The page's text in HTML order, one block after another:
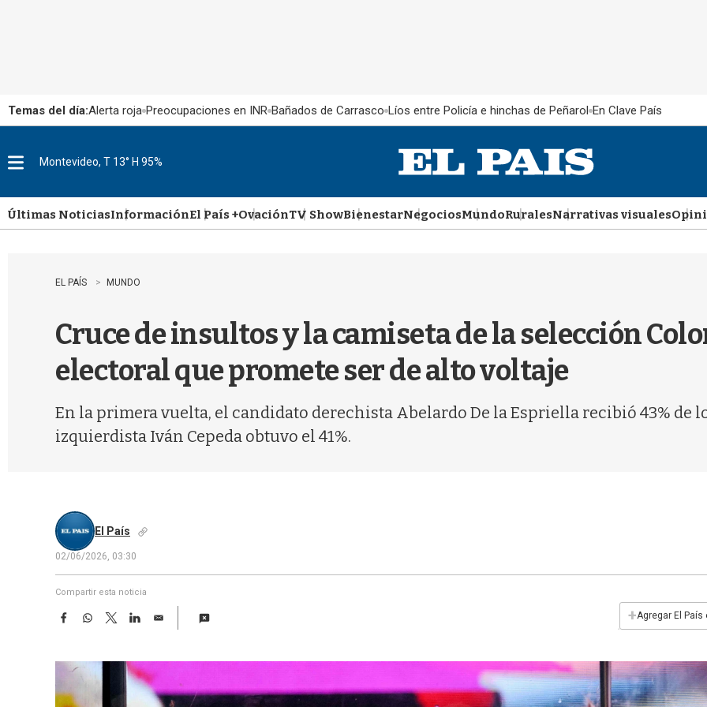
Temas del día:Alerta roja Preocupaciones en INR Bañados de Carrasco Líos entre Policía e hinchas de Peñarol En Clave País
u
Montevideo, T 13° H 95%
Últimas NoticiasInformaciónEl País +OvaciónTV ShowBienestarNegociosMundoRuralesNarrativas visuales
EL PAÍS MUNDO
Cruce de insultos y la camiseta de la selección
electoral que promete ser de alto voltaje
En la primera vuelta, el candidato derechista Abelardo De la Espriella recibió 43% de
izquierdista Iván Cepeda obtuvo el 41%.
El País
02/06/2026, 03:30
Compartir esta noticia
F
e
b
o
W
t
s
A
T
w
t
e
L
k
e
d
E
i
+Agregar El País